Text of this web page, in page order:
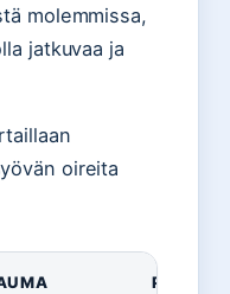
molemmissa,
jatkuvaa ja
oireita